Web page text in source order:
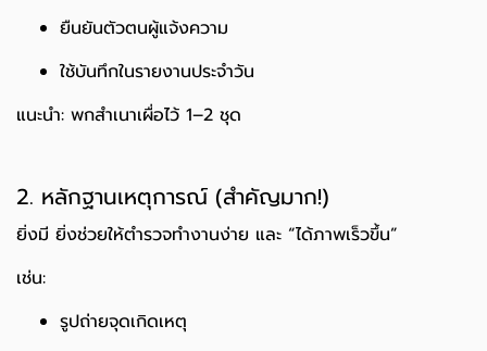
ยืนยันตัวตนผู้แจ้งความ
ใช้บันทึกในรายงานประจำวัน
แนะนำ: พกสำเนาเผื่อไว้ 1–2 ชุด
2. หลักฐานเหตุการณ์ (สำคัญมาก!)
ยิ่งมี ยิ่งช่วยให้ตำรวจทำงานง่าย และ “ได้ภาพเร็วขึ้น”
เช่น:
รูปถ่ายจุดเกิดเหตุ